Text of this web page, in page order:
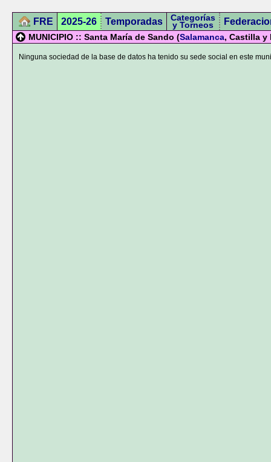
FRE 2025-26 Temporadas Categorías
y Torneos
MUNICIPIO :: Santa María de Sando (Salamanca, Castilla y
Ninguna sociedad de la base de datos ha tenido su sede social en este